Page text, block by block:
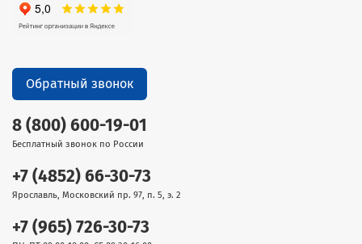
8 (800) 600-19-01
Бесплатный звонок по России
+7 (4852) 66-30-73
Ярославль, Московский пр. 97, п. 5, э. 2
+7 (965) 726-30-73
Обратный звонок